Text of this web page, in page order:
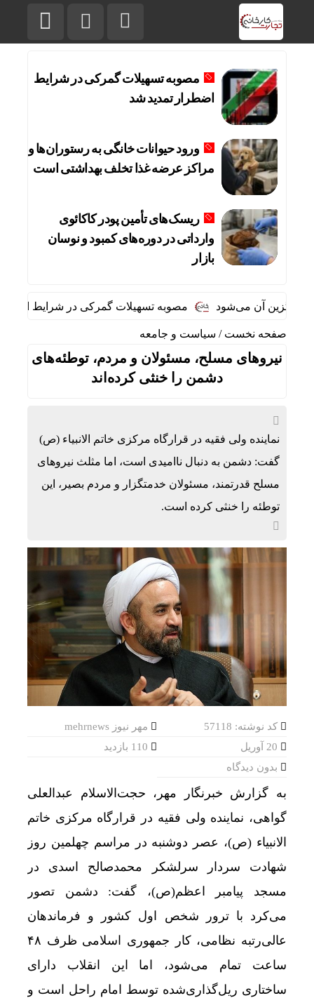
مصوبه تسهیلات گمرکی در شرایط
اضطرار تمدید شد
ورود حیوانات خانگی به رستوران‌ها و
مراکز عرضه غذا تخلف بهداشتی است
ریسک‌های تأمین پودر کاکائوی
وارداتی در دوره‌های کمبود و نوسان
بازار
آن می‌شود مصوبه تسهیلات گمرکی در شرایط اضطرار
صفحه نخست / سیاست و جامعه
نیروهای مسلح، مسئولان و مردم، توطئه‌های
دشمن را خنثی کرده‌اند
نماینده ولی فقیه در قرارگاه مرکزی خاتم الانبیاء (ص)
گفت: دشمن به دنبال ناامیدی است، اما مثلث نیروهای
مسلح قدرتمند، مسئولان خدمتگزار و مردم بصیر، این
توطئه را خنثی کرده است.
کد نوشته: 57118
مهر نیوز mehrnews
بدون دیدگاه
به گزارش خبرنگار مهر، حجت‌الاسلام عبدالعلی
گواهی، نماینده ولی فقیه در قرارگاه مرکزی خاتم
الانبیاء (ص)، عصر دوشنبه در مراسم چهلمین روز
شهادت سردار سرلشکر محمدصالح اسدی در
مسجد پیامبر اعظم(ص)، گفت: دشمن تصور
می‌کرد با ترور شخص اول کشور و فرماندهان
عالی‌رتبه نظامی، کار جمهوری اسلامی ظرف ۴۸
ساعت تمام می‌شود، اما این انقلاب دارای
ساختاری ریل‌گذاری‌شده توسط امام راحل است و